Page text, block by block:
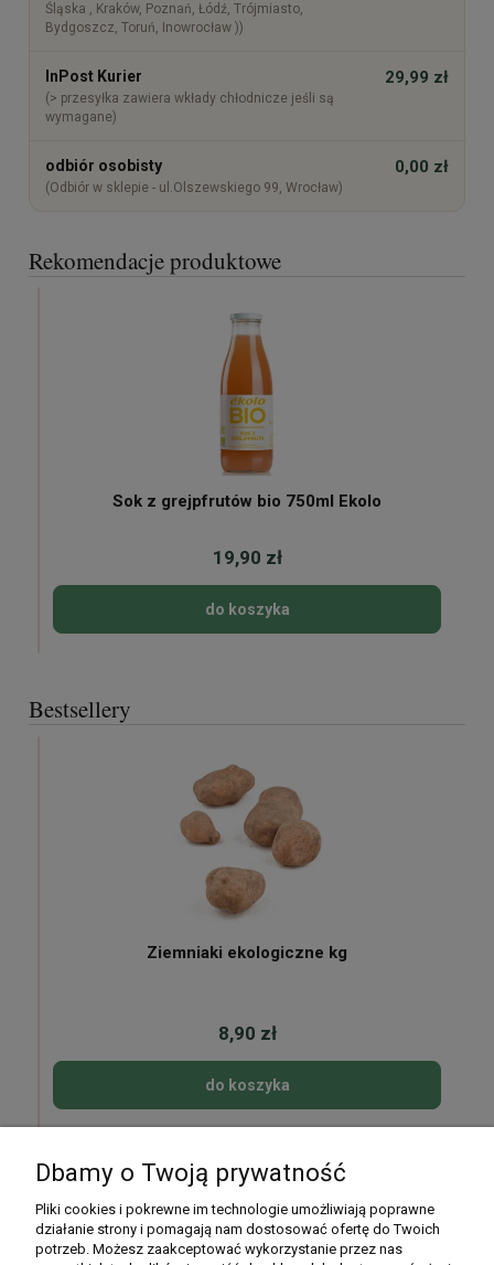
Śląska , Kraków, Poznań, Łódź, Trójmiasto,
Bydgoszcz, Toruń, Inowrocław ))
InPost Kurier
(> przesyłka zawiera wkłady chłodnicze jeśli są
wymagane)
29,99 zł
odbiór osobisty
(Odbiór w sklepie - ul.Olszewskiego 99, Wrocław)
0,00 zł
Rekomendacje produktowe
Sok z grejpfrutów bio 750ml Ekolo
19,90 zł
do koszyka
Bestsellery
Ziemniaki ekologiczne kg
8,90 zł
do koszyka
Moje konto
Dbamy o Twoją prywatność
Pliki cookies i pokrewne im technologie umożliwiają poprawne
działanie strony i pomagają nam dostosować ofertę do Twoich
potrzeb. Możesz zaakceptować wykorzystanie przez nas